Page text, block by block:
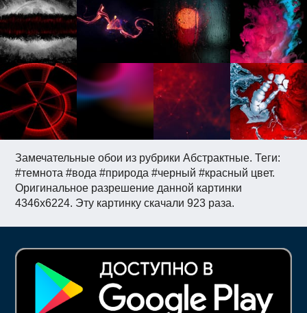
Замечательные обои из рубрики Абстрактные. Теги:
#темнота #вода #природа #черный #красный цвет.
Оригинальное разрешение данной картинки
4346x6224. Эту картинку скачали 923 раза.